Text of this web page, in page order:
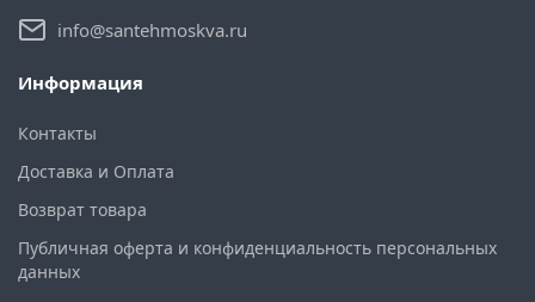
info@santehmoskva.ru
Информация
Контакты
Доставка и Оплата
Возврат товара
Публичная оферта и конфиденциальность персональных
данных